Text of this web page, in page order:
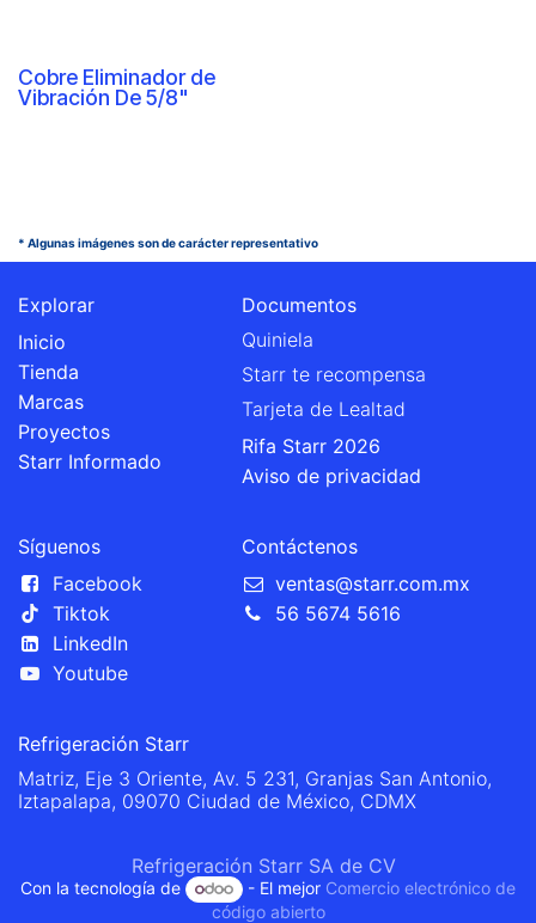
Cobre Eliminador de
Vibración De 5/8"
* Algunas imágenes son de carácter representativo
Explorar
Inicio
Tienda
Marcas
Proyectos
Starr Informado
Documentos
Quiniela
Starr te recompensa
Tarjeta de Lealtad
Rifa Starr 2026
Aviso de privacidad
Síguenos
Facebook
Tiktok
LinkedIn
Youtube
Contáctenos
ventas@starr.com.mx
56 5674 5616
Refrigeración Starr
Matriz, Eje 3 Oriente, Av. 5 231, Granjas San Antonio,
Iztapalapa, 09070 Ciudad de México, CDMX
Refrigeración Starr SA de CV
Con la tecnología de - El mejor Comercio electrónico de
código abierto